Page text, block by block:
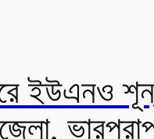
ইউএনও